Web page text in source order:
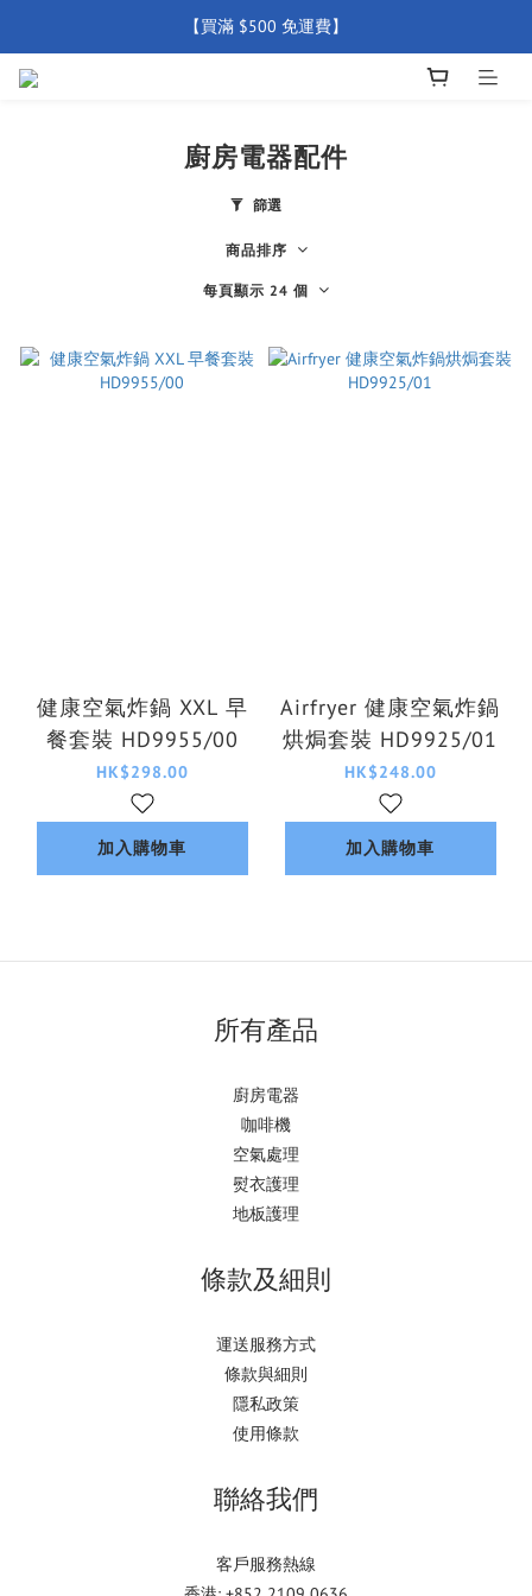
【買滿 $500 免運費】
【買滿 $500 免運費】
廚房電器配件
篩選
商品排序
每頁顯示 24 個
健康空氣炸鍋 XXL 早
餐套裝 HD9955/00
HK$298.00
加入購物車
Airfryer 健康空氣炸鍋
烘焗套裝 HD9925/01
HK$248.00
加入購物車
所有產品
廚房電器
咖啡機
空氣處理
熨衣護理
地板護理
條款及細則
運送服務方式
條款與細則
隱私政策
使用條款
聯絡我們
客戶服務熱線